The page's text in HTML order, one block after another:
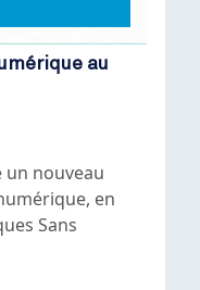
au
un nouveau
en
Sans